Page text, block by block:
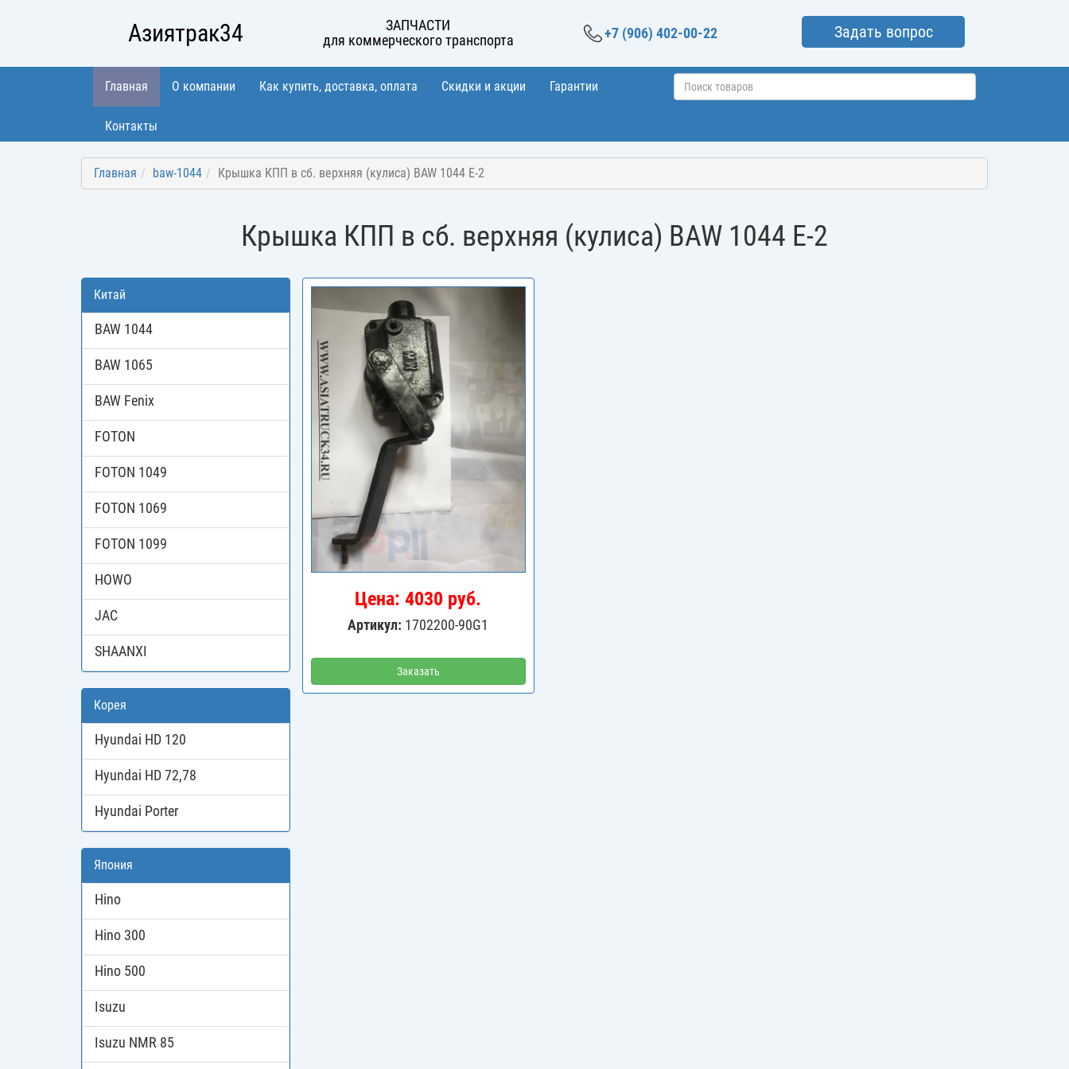
Азиятрак34
ЗАПЧАСТИ
для коммерческого транспорта
+7 (906) 402-00-22 Задать вопрос
Главная О компании Как купить, доставка, оплата Скидки и акции Гарантии
Контакты
Главная baw-1044 Крышка КПП в сб. верхняя (кулиса) BAW 1044 E-2
Крышка КПП в сб. верхняя (кулиса) BAW 1044 E-2
Китай
BAW 1044
BAW 1065
BAW Fenix
FOTON
FOTON 1049
FOTON 1069
FOTON 1099
HOWO
JAC
SHAANXI
Корея
Hyundai HD 120
Hyundai HD 72,78
Hyundai Porter
Япония
Hino
Hino 300
Hino 500
Isuzu
Isuzu NMR 85
Цена: 4030 руб.
Артикул: 1702200-90G1
Заказать